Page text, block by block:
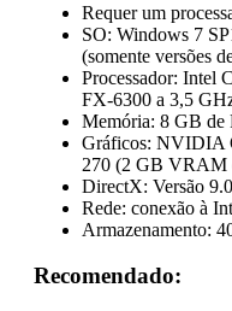
Requer um
SO: Windows 7
(somente versões
Processador: Intel
FX-6300 a 3,5
Memória: 8 GB
Gráficos: NVIDIA
270 (2 GB VRAM
DirectX: Versão
Rede: conexão à
Armazenamento:
Recomendado: